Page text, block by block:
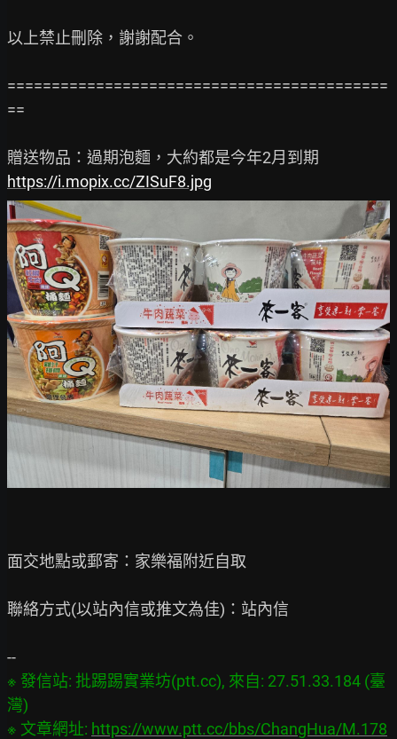
以上禁止刪除，謝謝配合。
===========================================
==
https://i.mopix.cc/ZISuF8.jpg
面交地點或郵寄：家樂福附近自取
聯絡方式(以站內信或推文為佳)：站內信
※ 發信站: 批踢踢實業坊(ptt.cc), 來自: 27.51.33.184 (臺
灣)
※ 文章網址: https://www.ptt.cc/bbs/ChangHua/M.178